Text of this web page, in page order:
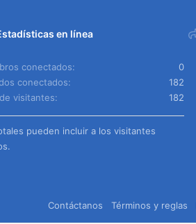
en línea
conectados
0
conectados
182
visitantes
182
pueden incluir a los visitantes
Contáctanos Términos y reglas